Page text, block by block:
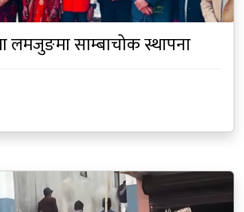
लमजुङमा साम्बाचोक स्थापना